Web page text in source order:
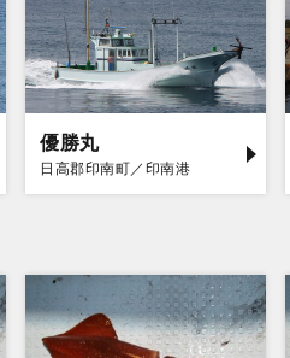
優勝丸
日高郡印南町／印南港